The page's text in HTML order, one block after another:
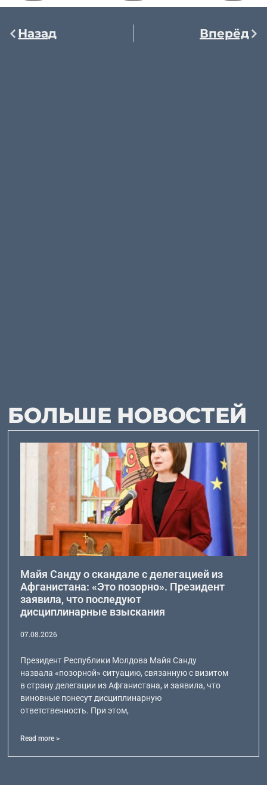
Назад Вперёд
БОЛЬШЕ НОВОСТЕЙ
Майя Санду о скандале с делегацией из
Афганистана: «Это позорно». Президент
заявила, что последуют
дисциплинарные взыскания
07.08.2026
Президент Республики Молдова Майя Санду
назвала «позорной» ситуацию, связанную с визитом
в страну делегации из Афганистана, и заявила, что
виновные понесут дисциплинарную
ответственность. При этом,
Read more >